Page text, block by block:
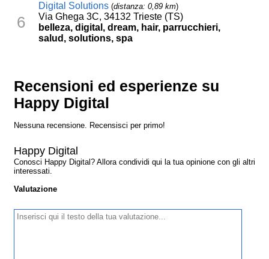
6
Digital Solutions (distanza: 0,89 km)
Via Ghega 3C, 34132 Trieste (TS)
belleza, digital, dream, hair, parrucchieri,
salud, solutions, spa
Recensioni ed esperienze su
Happy Digital
Nessuna recensione. Recensisci per primo!
Happy Digital
Conosci Happy Digital? Allora condividi qui la tua opinione con gli altri
interessati.
Valutazione